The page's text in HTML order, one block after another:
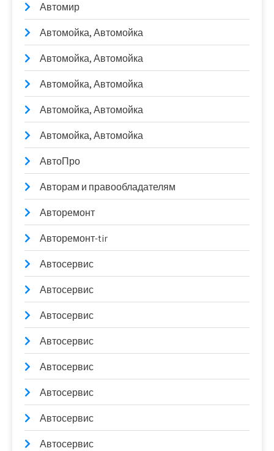
Автомир
Автомойка, Автомойка
Автомойка, Автомойка
Автомойка, Автомойка
Автомойка, Автомойка
Автомойка, Автомойка
АвтоПро
Авторам и правообладателям
Авторемонт
Авторемонт-tir
Автосервис
Автосервис
Автосервис
Автосервис
Автосервис
Автосервис
Автосервис
Автосервис